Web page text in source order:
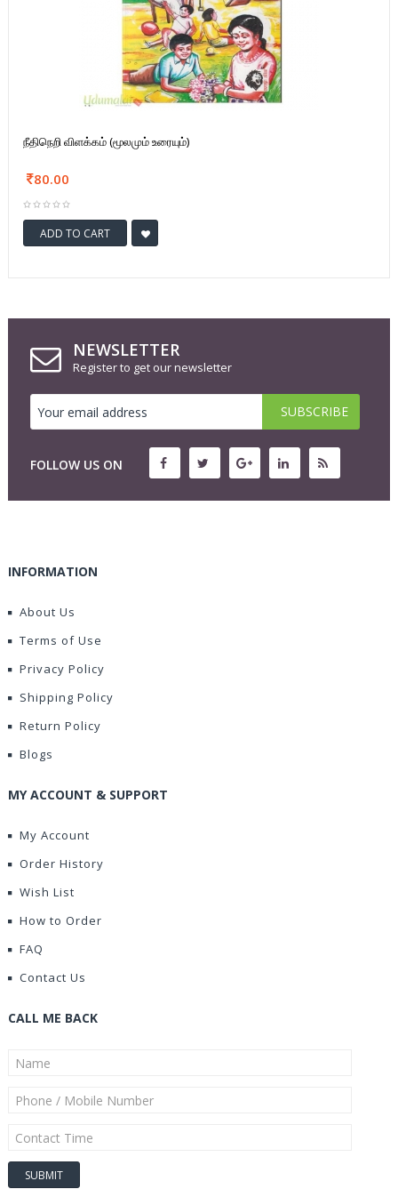
நீதிநெறி விளக்கம் (மூலமும் உரையும்)
80.00
ADD TO CART
NEWSLETTER
Register to get our newsletter
FOLLOW US ON
INFORMATION
About Us
Terms of Use
Privacy Policy
Shipping Policy
Return Policy
Blogs
MY ACCOUNT & SUPPORT
My Account
Order History
Wish List
How to Order
FAQ
Contact Us
CALL ME BACK